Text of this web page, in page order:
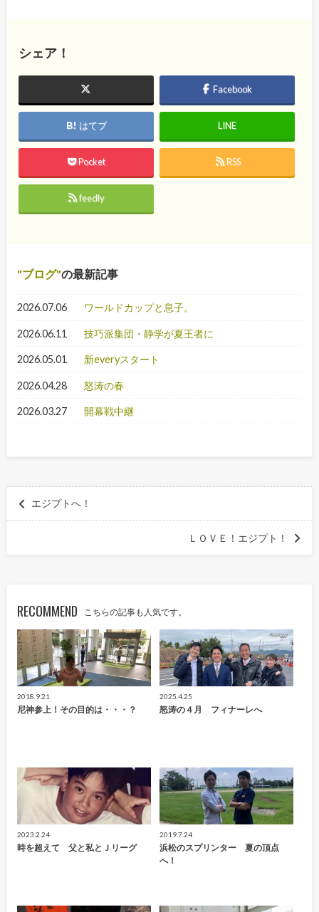
シェア！
Facebook
はてブ LINE
Pocket RSS
feedly
ブログ の最新記事
2026.07.06 ワールドカップと息子。
2026.06.11 技巧派集団・静学が夏王者に
2026.05.01 新everyスタート
2026.04.28 怒涛の春
2026.03.27 開幕戦中継
エジプトへ！
ＬＯＶＥ！エジプト！
RECOMMEND こちらの記事も人気です。
2018.9.21
尼神参上！その目的は・・・？
2025.4.25
怒涛の４月 フィナーレへ
2023.2.24
時を超えて 父と私とＪリーグ
2019.7.24
浜松のスプリンター 夏の頂点
へ！